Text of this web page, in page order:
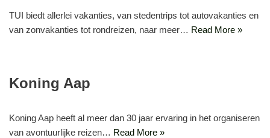
TUI biedt allerlei vakanties, van stedentrips tot autovakanties en
van zonvakanties tot rondreizen, naar meer… Read More »
Koning Aap
Koning Aap heeft al meer dan 30 jaar ervaring in het organiseren
van avontuurlijke reizen… Read More »